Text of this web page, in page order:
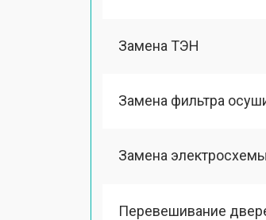
Замена ТЭН
Замена фильтра
Замена электросхемы
Перевешивание